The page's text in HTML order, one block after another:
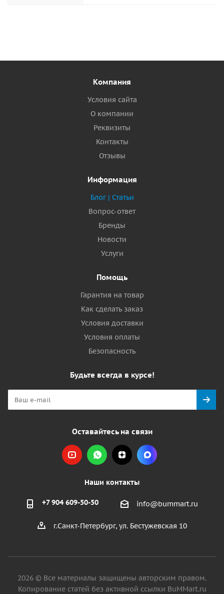
Компания
Условия сайта
О компании
Реквизиты
Контакты
Отзывы
Информация
Блог | Статьи
Вопрос-ответ
Бренды
Новости
Услуги
Помощь
Гарантия на товар
Как сделать заказ
Условия доставки
Условия оплаты
Безопасность
Будьте всегда в курсе!
Оставайтесь на связи
Наши контакты
+7 904 609-50-50 info@bummart.ru
г.Санкт-Петербург, ул. Бестужевская 10
2026 © Все материалы защищены авторским правом.
Копирование статей без активной ссылки BuMMart.ru